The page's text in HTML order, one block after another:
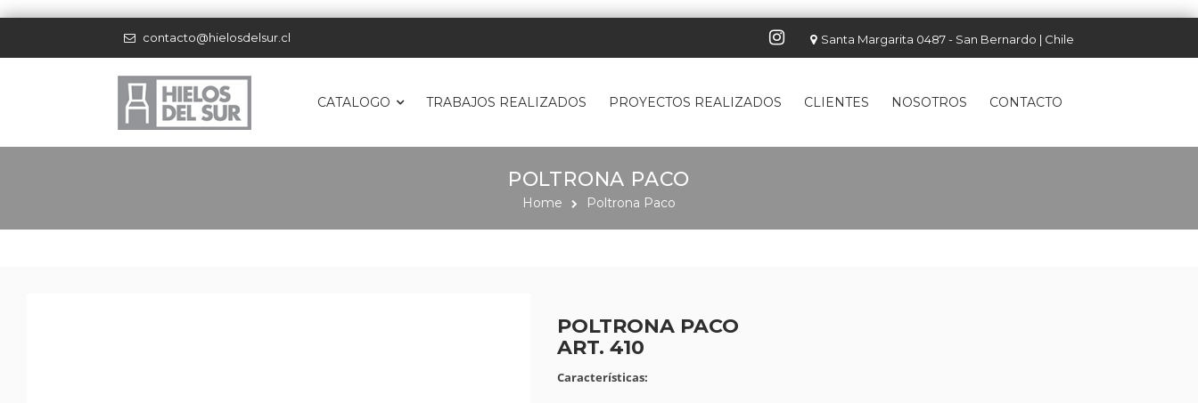
contacto@hielosdelsur.cl Santa Margarita 0487 - San Bernardo | Chile
CATALOGO TRABAJOS REALIZADOS PROYECTOS REALIZADOS CLIENTES NOSOTROS CONTACTO
POLTRONA PACO
Home Poltrona Paco
POLTRONA PACO
ART. 410
Características: